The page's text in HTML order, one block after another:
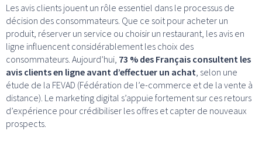
Les avis clients jouent un rôle essentiel dans le processus de
décision des consommateurs. Que ce soit pour acheter un
produit, réserver un service ou choisir un restaurant, les avis en
ligne influencent considérablement les choix des
consommateurs. Aujourd’hui, 73 % des Français consultent les
avis clients en ligne avant d’effectuer un achat , selon une
étude de la FEVAD (Fédération de l’e-commerce et de la vente à
distance). Le marketing digital s’appuie fortement sur ces retours
d’expérience pour crédibiliser les offres et capter de nouveaux
prospects.